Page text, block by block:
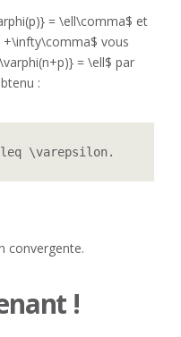
= \ell\comma$ et
vous
= \ell$ par
:
\varepsilon.
convergente.
!